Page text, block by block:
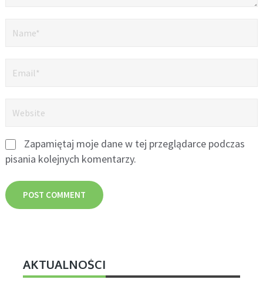
Zapamiętaj moje dane w tej przeglądarce podczas
pisania kolejnych komentarzy.
AKTUALNOŚCI